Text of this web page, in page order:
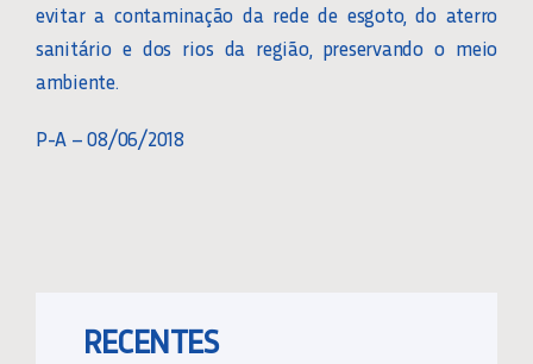
evitar a contaminação da rede de esgoto, do aterro
sanitário e dos rios da região, preservando o meio
ambiente.
P-A – 08/06/2018
RECENTES